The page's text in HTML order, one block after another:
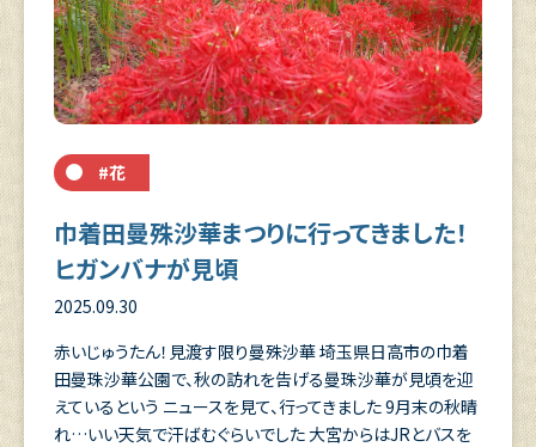
#花
巾着田曼殊沙華まつりに行ってきました！
ヒガンバナが見頃
2025.09.30
赤いじゅうたん！見渡す限り曼殊沙華 埼玉県日高市の巾着
田曼珠沙華公園で、秋の訪れを告げる曼珠沙華が見頃を迎
えているという ニュースを見て、行ってきました 9月末の秋晴
れ…いい天気で汗ばむぐらいでした 大宮からはJRとバスを